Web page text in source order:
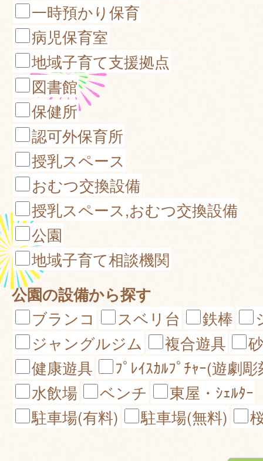
一時預かり保育
病児保育室
地域子育て支援拠点
図書館
保健所
認可外保育所
授乳スペース
おむつ交換設備
授乳スペース,おむつ交換設備
公園
地域子育て相談機関
公園の設備から探す
ブランコ スベリ台 鉄棒
ジャングルジム
複合遊具
健康遊具
ﾌﾟﾚｲｽｶﾙﾌﾟﾁｬｰ(遊劇
水飲場
ベンチ
東屋・ｼｪﾙﾀｰ
駐車場(有料)
駐車場(無料)